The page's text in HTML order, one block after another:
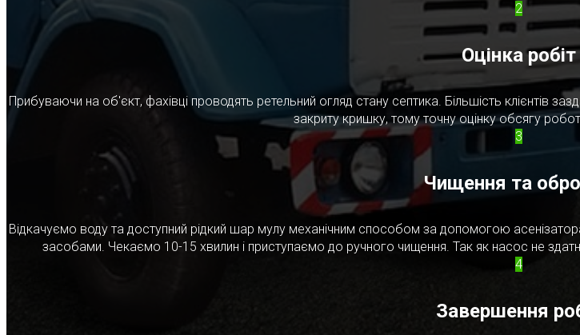
2
Оцінка робіт
Прибуваючи на об'єкт, фахівці проводять ретельний огляд стану септика. Більшість клієнтів
закриту кришку, тому точну оцінку обсягу
3
Чищення та
Відкачуємо воду та доступний рідкий шар мулу механічним способом за допомогою
засобами. Чекаємо 10-15 хвилин і приступаємо до ручного чищення. Так як насос не
4
Завершення